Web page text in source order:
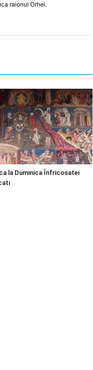
raionul Orhei.
la Duminica Înfricosatei